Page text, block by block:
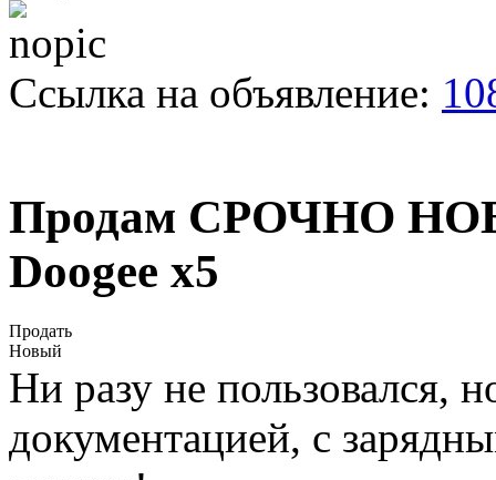
Ссылка на объявление:
Продам СРОЧНО
Doogee x5
Продать
Новый
Ни разу не пользовался,
документацией, с